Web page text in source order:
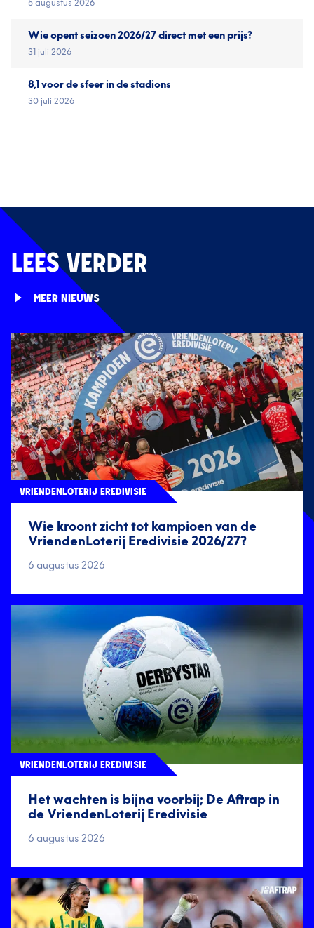
5 augustus 2026
Wie opent seizoen 2026/27 direct met een prijs?
31 juli 2026
8,1 voor de sfeer in de stadions
30 juli 2026
LEES VERDER
MEER NIEUWS
Wie kroont zicht tot kampioen van de
VriendenLoterij Eredivisie 2026/27?
VRIENDENLOTERIJ EREDIVISIE
6 augustus 2026
Het wachten is bijna voorbij; De Aftrap in
de VriendenLoterij Eredivisie
VRIENDENLOTERIJ EREDIVISIE
6 augustus 2026